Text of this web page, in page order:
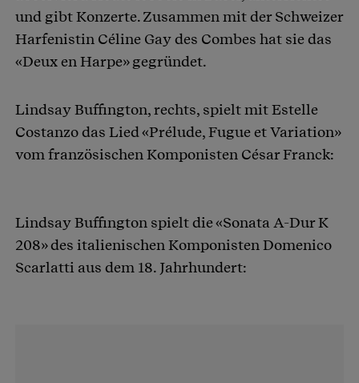
und gibt Konzerte. Zusammen mit der Schweizer
Harfenistin Céline Gay des Combes hat sie das
«Deux en Harpe» gegründet.
Lindsay Buffington, rechts, spielt mit Estelle
Costanzo das Lied «Prélude, Fugue et Variation»
vom französischen Komponisten César Franck:
Lindsay Buffington spielt die «Sonata A-Dur K
208» des italienischen Komponisten Domenico
Scarlatti aus dem 18. Jahrhundert: